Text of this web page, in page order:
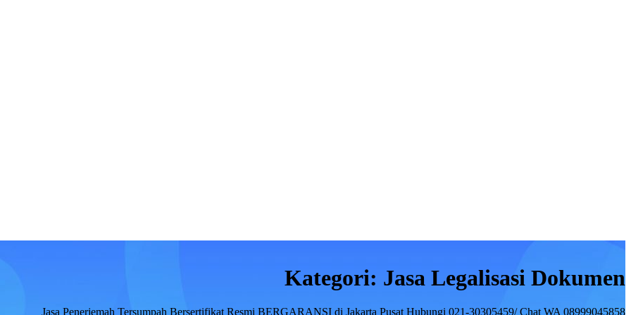
Kategori: Jasa Legalisasi Dokumen
Jasa Penerjemah Tersumpah Bersertifikat Resmi BERGARANSI di Jakarta Pusat Hubungi 021-30305459/ Chat WA 08999045858